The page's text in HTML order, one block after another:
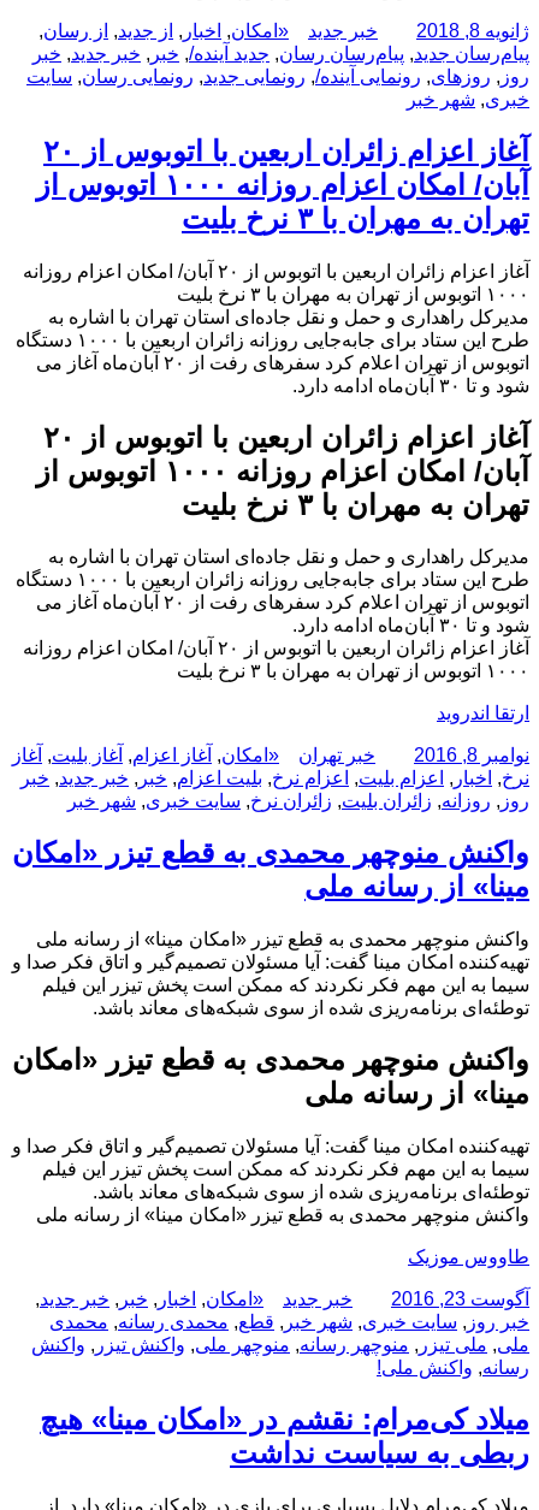
ارسال
شده
در
ژانویه 8, 2018 نویسنده
دسته‌ها
خبر جدید برچسب‌ها
«امکان, اخبار , از جدید, از رسان,
پیام‌رسان جدید, پیام‌رسان رسان, جدید آینده/, خبر , خبر جدید, خبر
روز , روزهای, رونمایی آینده/, رونمایی جدید, رونمایی رسان, سایت
خبری, شهر خبر
آغاز‌ اعزام ‌زائران اربعین با اتوبوس از ۲۰
آبان/ امکان اعزام روزانه ۱۰۰۰ اتوبوس از
تهران به مهران با ۳ نرخ بلیت
آغاز‌ اعزام ‌زائران اربعین با اتوبوس از ۲۰ آبان/ امکان اعزام روزانه
۱۰۰۰ اتوبوس از تهران به مهران با ۳ نرخ بلیت
مدیرکل راهداری و حمل و نقل جاده‌ای استان تهران با اشاره به
طرح این ستاد برای جابه‌جایی روزانه زائران اربعین با ۱۰۰۰ دستگاه
اتوبوس از تهران اعلام کرد سفرهای رفت از ۲۰ آبان‌ماه آغاز می
شود و تا ۳۰ آبان‌ماه ادامه دارد.
آغاز‌ اعزام ‌زائران اربعین با اتوبوس از ۲۰
آبان/ امکان اعزام روزانه ۱۰۰۰ اتوبوس از
تهران به مهران با ۳ نرخ بلیت
مدیرکل راهداری و حمل و نقل جاده‌ای استان تهران با اشاره به
طرح این ستاد برای جابه‌جایی روزانه زائران اربعین با ۱۰۰۰ دستگاه
اتوبوس از تهران اعلام کرد سفرهای رفت از ۲۰ آبان‌ماه آغاز می
شود و تا ۳۰ آبان‌ماه ادامه دارد.
آغاز‌ اعزام ‌زائران اربعین با اتوبوس از ۲۰ آبان/ امکان اعزام روزانه
۱۰۰۰ اتوبوس از تهران به مهران با ۳ نرخ بلیت
ارتقا اندروید
ارسال
شده
در
نوامبر 8, 2016 نویسنده
دسته‌ها
خبر تهران برچسب‌ها
«امکان, آغاز‌ اعزام, آغاز‌ بلیت, آغاز‌
نرخ, اخبار , اعزام بلیت, اعزام نرخ, بلیت اعزام, خبر , خبر جدید, خبر
روز , روزانه, ‌زائران بلیت, ‌زائران نرخ, سایت خبری, شهر خبر
واکنش منوچهر محمدی به قطع تیزر «امکان
مینا» از رسانه ملی
واکنش منوچهر محمدی به قطع تیزر «امکان مینا» از رسانه ملی
تهیه‌کننده امکان مینا گفت: آیا مسئولان تصمیم‌گیر و اتاق فکر صدا و
سیما به این مهم فکر نکردند که ممکن است پخش تیزر این فیلم
توطئه‌ای برنامه‌ریزی شده از سوی شبکه‌های معاند باشد.
واکنش منوچهر محمدی به قطع تیزر «امکان
مینا» از رسانه ملی
تهیه‌کننده امکان مینا گفت: آیا مسئولان تصمیم‌گیر و اتاق فکر صدا و
سیما به این مهم فکر نکردند که ممکن است پخش تیزر این فیلم
توطئه‌ای برنامه‌ریزی شده از سوی شبکه‌های معاند باشد.
واکنش منوچهر محمدی به قطع تیزر «امکان مینا» از رسانه ملی
طاووس موزیک
ارسال
شده
در
آگوست 23, 2016 نویسنده
دسته‌ها
خبر جدید برچسب‌ها
«امکان, اخبار , خبر , خبر جدید,
خبر روز , سایت خبری, شهر خبر , قطع, محمدی رسانه, محمدی
ملی, ملی تیزر , منوچهر رسانه, منوچهر ملی, واکنش تیزر , واکنش
رسانه, واکنش ملی!
میلاد کی‌مرام: نقشم در «امکان مینا» هیچ
ربطی به سیاست نداشت
میلاد کی‌مرام دلایل بسیاری برای بازی در «امکان مینا» دارد. از